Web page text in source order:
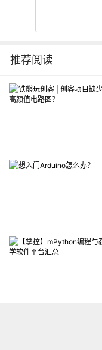
推荐阅读